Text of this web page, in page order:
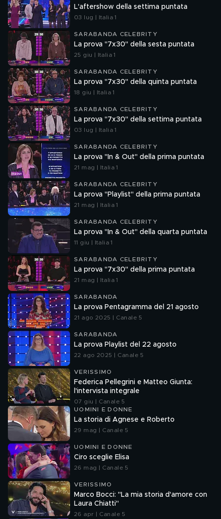
L'aftershow della settima puntata
03 lug | Italia 1
SARABANDA CELEBRITY
La prova "7x30" della sesta puntata
25 giu | Italia 1
SARABANDA CELEBRITY
La prova "7x30" della quinta puntata
18 giu | Italia 1
SARABANDA CELEBRITY
La prova "7x30" della settima puntata
03 lug | Italia 1
SARABANDA CELEBRITY
La prova "In & Out" della prima puntata
21 mag | Italia 1
SARABANDA CELEBRITY
La prova "Playlist" della prima puntata
21 mag | Italia 1
SARABANDA CELEBRITY
La prova "In & Out" della quarta puntata
11 giu | Italia 1
SARABANDA CELEBRITY
La prova "7x30" della prima puntata
21 mag | Italia 1
SARABANDA
La prova Pentagramma del 21 agosto
21 ago 2025 | Canale 5
SARABANDA
La prova Playlist del 22 agosto
22 ago 2025 | Canale 5
VERISSIMO
Federica Pellegrini e Matteo Giunta:
l'intervista integrale
07 giu | Canale 5
UOMINI E DONNE
La storia di Agnese e Roberto
29 mag | Canale 5
UOMINI E DONNE
Ciro sceglie Elisa
26 mag | Canale 5
VERISSIMO
Marco Bocci: "La mia storia d'amore con
Laura Chiatti"
26 apr | Canale 5